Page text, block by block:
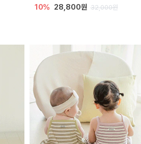
10% 28,800원 32,000원